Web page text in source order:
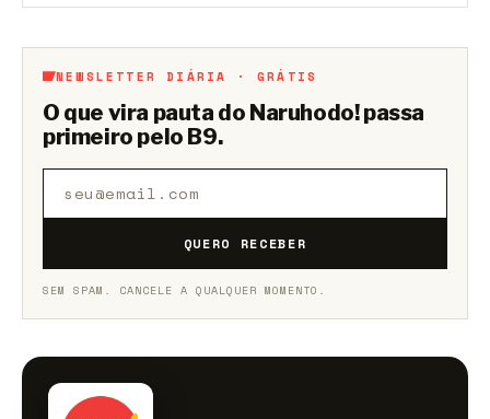
NEWSLETTER DIÁRIA · GRÁTIS
O que vira pauta do Naruhodo! passa
primeiro pelo B9.
QUERO RECEBER
SEM SPAM. CANCELE A QUALQUER MOMENTO.